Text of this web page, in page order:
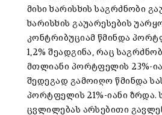
მისი ხარისხის საგრძნობი
ხარისხის გაუარესების
კონტრიბუციამ წმინდა
1,2% შეადგინა, რაც
მთლიანი პორტფელის 23%-
შედეგად გამოიღო წმინდა
პორტფელის 21%-იანი ზრდა.
ცვლილებას არსებითი